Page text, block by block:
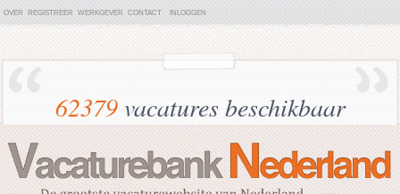
OVER REGISTREER WERKGEVER CONTACT INLOGGEN
62379vacatures beschikbaar